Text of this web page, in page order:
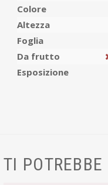
Colore
Altezza
Foglia
Da frutto
Esposizione
TI POTREBBE